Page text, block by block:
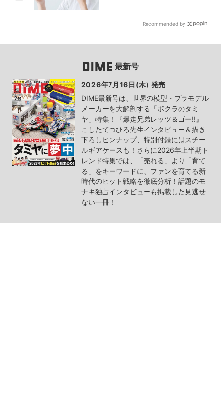
Recommended by
最新号
2026年7月16日(木) 発売
DIME最新号は、世界の模型・プラモデル
メーカーを大解剖する「ボクラのタミ
ヤ」特集！『爆走兄弟レッツ＆ゴー!!』
こしたてつひろ先生インタビュー＆描き
下ろしピンナップ、特別付録にはスチー
ルギアケースも！さらに2026年上半期ト
レンド特集では、「売れる」より「育て
る」をキーワードに、ファンを育てる新
時代のヒット戦略を徹底分析！話題のモ
ナキ独占インタビューも掲載した見逃せ
ない一冊！